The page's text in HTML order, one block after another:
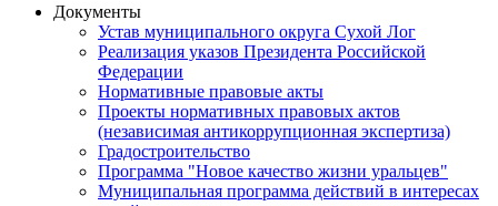
Документы
Устав муниципального округа Сухой Лог
Реализация указов Президента Российской
Федерации
Нормативные правовые акты
Проекты нормативных правовых актов
(независимая антикоррупционная экспертиза)
Градостроительство
Программа "Новое качество жизни уральцев"
Муниципальная программа действий в интересах